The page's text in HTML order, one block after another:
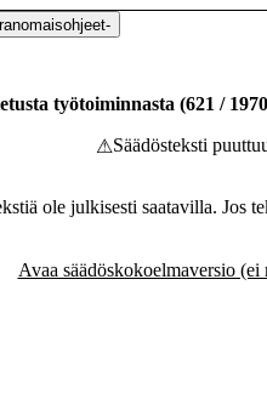
-
työtoiminnasta (621 / 1970
⚠Säädösteksti
ole julkisesti saatavilla. Jos
Avaa säädöskokoelmaversio (ei